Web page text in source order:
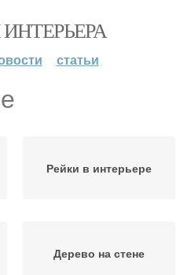
статьи
Рейки в интерьере
Дерево на стене